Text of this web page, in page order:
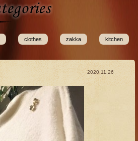
clothes zakka kitchen
2020.11.26